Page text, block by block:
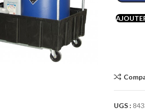
Cliquez pour agrandir
UGS :